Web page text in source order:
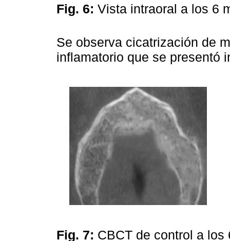
Fig. 6: Vista intraoral a los 6
Se observa cicatrización de
inflamatorio que se presentó
Fig. 7: CBCT de control a